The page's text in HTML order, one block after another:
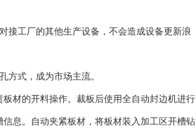
工厂的其他生产设备，不会造成设备更新浪
式，成为市场主流。
材的开料操作。裁板后使用全自动封边机进行
息。自动夹紧板材，将板材装入加工区开槽钻